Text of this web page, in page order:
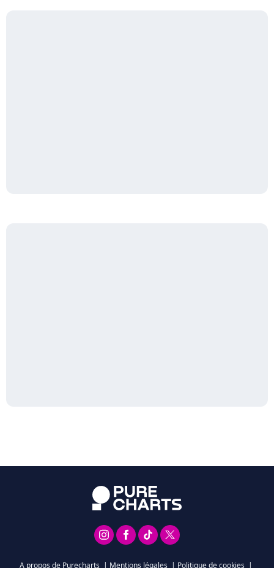
A propos de Purecharts | Mentions légales | Politique de cookies |